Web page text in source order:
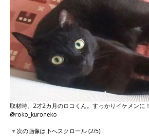
取材時、2才2カ月のロコくん。すっかりイケメンに！
@roko_kuroneko
▼次の画像は下へスクロール (2/5)